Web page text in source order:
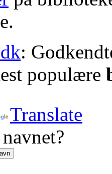
:
populære
Translate